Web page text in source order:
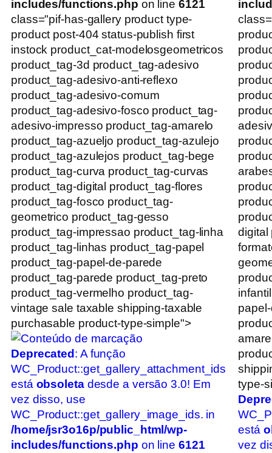
includes/functions.php on line 6121
class="pif-has-gallery product type-
product post-404 status-publish first
instock product_cat-modelosgeometricos
product_tag-3d product_tag-adesivo
product_tag-adesivo-anti-reflexo
product_tag-adesivo-comum
product_tag-adesivo-fosco product_tag-
adesivo-impresso product_tag-amarelo
product_tag-azueljo product_tag-azulejo
product_tag-azulejos product_tag-bege
product_tag-curva product_tag-curvas
product_tag-digital product_tag-flores
product_tag-fosco product_tag-
geometrico product_tag-gesso
product_tag-impressao product_tag-linha
product_tag-linhas product_tag-papel
product_tag-papel-de-parede
product_tag-parede product_tag-preto
product_tag-vermelho product_tag-
vintage sale taxable shipping-taxable
purchasable product-type-simple">
Deprecated : A função
WC_Product::get_gallery_attachment_ids
está obsoletadesde a versão 3.0! Em
vez disso, use
WC_Product::get_gallery_image_ids. in
/home/jsr3o16p/public_html/wp-
includes/functions.php on line 6121
digital
type-
está
vez